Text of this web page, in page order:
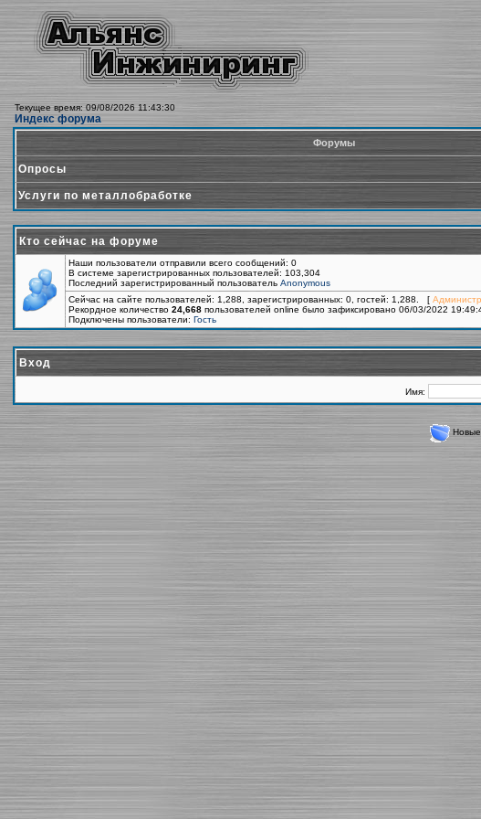
Текущее время: 09/08/2026 11:43:30
Индекс форума
Форумы
Опросы
Услуги по металлобработке
Кто сейчас на форуме
Наши пользователи отправили всего сообщений: 0
В системе зарегистрированных пользователей: 103,304
Последний зарегистрированный пользователь Anonymous
Сейчас на сайте пользователей: 1,288, зарегистрированных: 0, гостей: 1,288. [
Рекордное количество 24,668 пользователей online было зафиксировано 06/03/2022
Подключены пользователи: Гость
Вход
Имя: